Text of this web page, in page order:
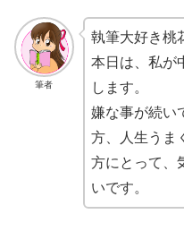
筆者
執筆大好き桃
本日は、私が
します。
嫌な事が続い
方、人生うま
方にとって、
いです。